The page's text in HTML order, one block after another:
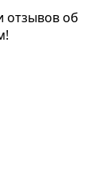
отзывов об